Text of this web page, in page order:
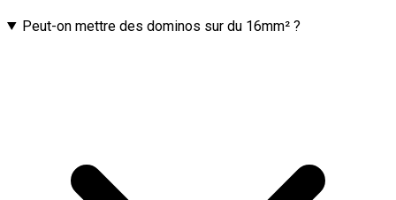
Peut-on mettre des dominos sur du 16mm² ?